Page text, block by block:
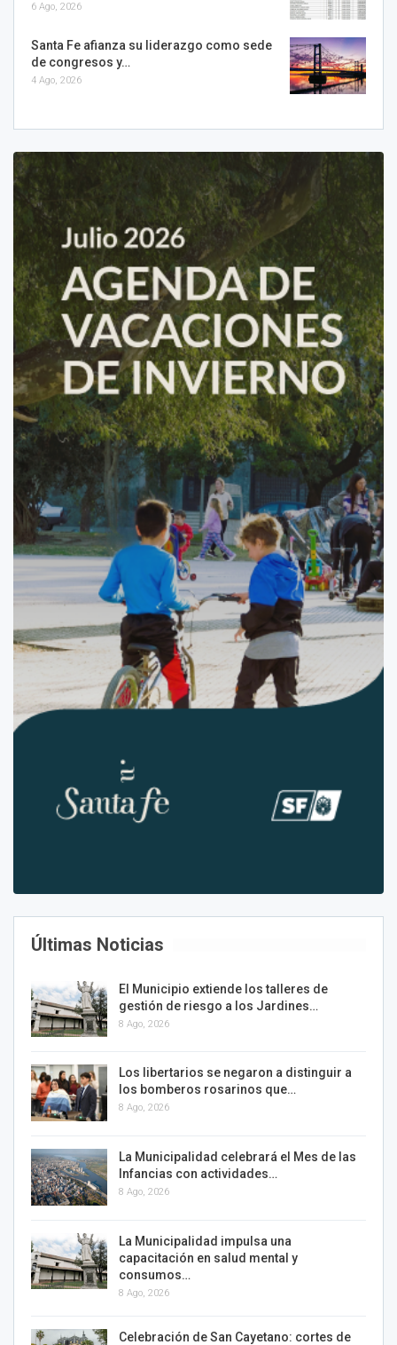
6 Ago, 2026
Santa Fe afianza su liderazgo como sede
de congresos y…
4 Ago, 2026
Últimas Noticias
El Municipio extiende los talleres de
gestión de riesgo a los Jardines…
8 Ago, 2026
Los libertarios se negaron a distinguir a
los bomberos rosarinos que…
8 Ago, 2026
La Municipalidad celebrará el Mes de las
Infancias con actividades…
8 Ago, 2026
La Municipalidad impulsa una
capacitación en salud mental y
consumos…
8 Ago, 2026
Celebración de San Cayetano: cortes de